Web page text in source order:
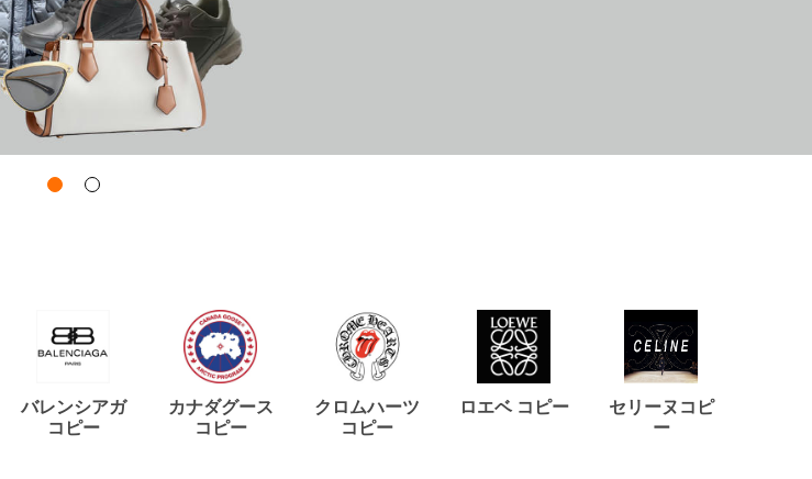
バレンシアガ
コピー
カナダグース
コピー
クロムハーツ
コピー
ロエベ コピー
セリーヌコピ
ー